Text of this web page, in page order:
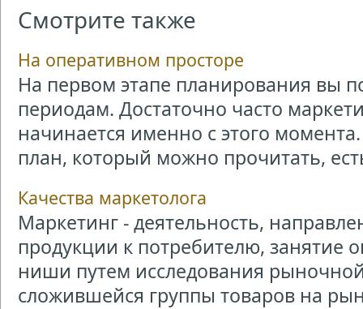
Смотрите также
На оперативном просторе
На первом этапе планирования вы
периодам. Достаточно часто
начинается именно с этого
план, который можно прочитать,
Качества маркетолога
Маркетинг - деятельность,
продукции к потребителю, занятие
ниши путем исследования
сложившейся группы товаров на